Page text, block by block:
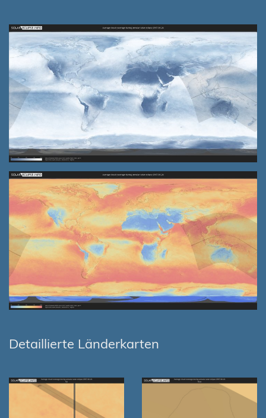
Detaillierte Länderkarten